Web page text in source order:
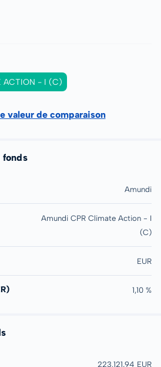
ACTION - I (C)
valeur de comparaison
fonds
Amundi
Amundi CPR Climate Action - I
(C)
EUR
1,10 %
223.121,94 EUR